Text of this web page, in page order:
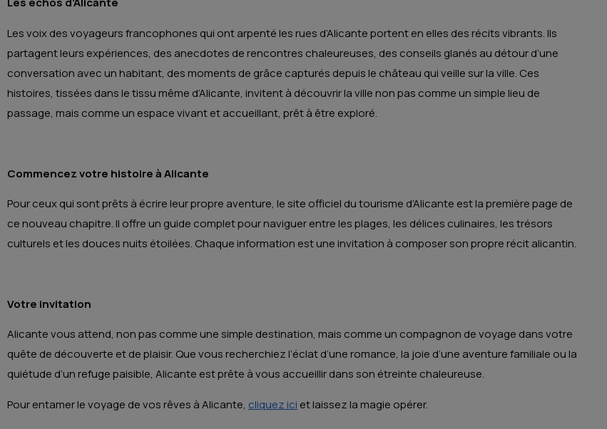
Les voix des voyageurs francophones qui ont arpenté les rues d’Alicante portent en elles des récits vibrants. Ils
partagent leurs expériences, des anecdotes de rencontres chaleureuses, des conseils glanés au détour d’une
conversation avec un habitant, des moments de grâce capturés depuis le château qui veille sur la ville. Ces
histoires, tissées dans le tissu même d’Alicante, invitent à découvrir la ville non pas comme un simple lieu de
passage, mais comme un espace vivant et accueillant, prêt à être exploré.
Commencez votre histoire à Alicante
Pour ceux qui sont prêts à écrire leur propre aventure, le site officiel du tourisme d’Alicante est la première page de
ce nouveau chapitre. Il offre un guide complet pour naviguer entre les plages, les délices culinaires, les trésors
culturels et les douces nuits étoilées. Chaque information est une invitation à composer son propre récit alicantin.
Votre invitation
Alicante vous attend, non pas comme une simple destination, mais comme un compagnon de voyage dans votre
quête de découverte et de plaisir. Que vous recherchiez l’éclat d’une romance, la joie d’une aventure familiale ou la
quiétude d’un refuge paisible, Alicante est prête à vous accueillir dans son étreinte chaleureuse.
Pour entamer le voyage de vos rêves à Alicante, cliquez ici et laissez la magie opérer.